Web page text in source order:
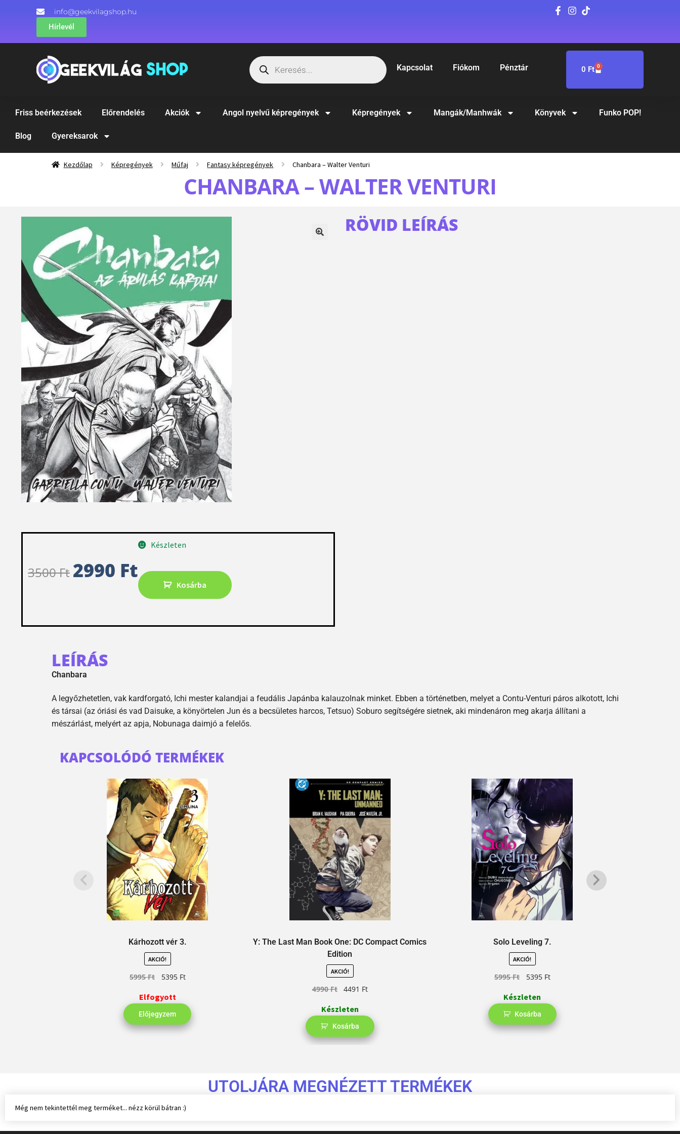
info@geekvilagshop.hu
Hírlevél
Kapcsolat Fiókom Pénztár 0 Ft 0
Friss beérkezések Előrendelés Akciók Angol nyelvű képregények Képregények Mangák/Manhwák Könyvek Funko POP!
Blog Gyereksarok
Kezdőlap Képregények Műfaj Fantasy képregények Chanbara – Walter Venturi
CHANBARA – WALTER VENTURI
3500Ft 2990 Ft
Készleten
Kosárba
RÖVID LEÍRÁS
LEÍRÁS
Chanbara
A legyőzhetetlen, vak kardforgató, Ichi mester kalandjai a feudális Japánba kalauzolnak minket. Ebben a történetben, melyet a Contu-Venturi páros alkotott, Ichi
és társai (az óriási és vad Daisuke, a könyörtelen Jun és a becsületes harcos, Tetsuo) Soburo segítségére sietnek, aki mindenáron meg akarja állítani a
mészárlást, melyért az apja, Nobunaga daimjó a felelős.
KAPCSOLÓDÓ TERMÉKEK
Kárhozott vér 3.
AKCIÓ!
5995Ft 5395 Ft
Elfogyott
Előjegyzem
Y: The Last Man Book One: DC Compact Comics
Edition
AKCIÓ!
4990Ft 4491 Ft
Készleten
Kosárba
Solo Leveling 7.
AKCIÓ!
5995Ft 5395 Ft
Készleten
Kosárba
UTOLJÁRA MEGNÉZETT TERMÉKEK
Még nem tekintettél meg terméket... nézz körül bátran :)